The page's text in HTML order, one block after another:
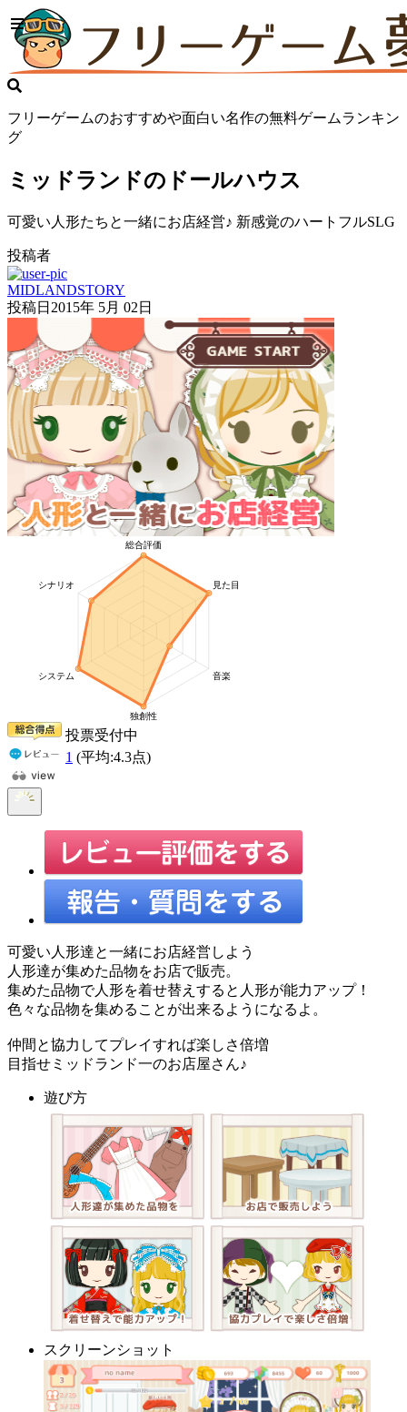
フリーゲームのおすすめや面白い名作の無料ゲームランキン
グ
ミッドランドのドールハウス
可愛い人形たちと一緒にお店経営♪ 新感覚のハートフルSLG
投稿者
MIDLANDSTORY
投稿日 2015年 5月 02日
投票受付中
1 (平均:4.3点)
可愛い人形達と一緒にお店経営しよう
人形達が集めた品物をお店で販売。
集めた品物で人形を着せ替えすると人形が能力アップ！
色々な品物を集めることが出来るようになるよ。
仲間と協力してプレイすれば楽しさ倍増
目指せミッドランド一のお店屋さん♪
遊び方
スクリーンショット